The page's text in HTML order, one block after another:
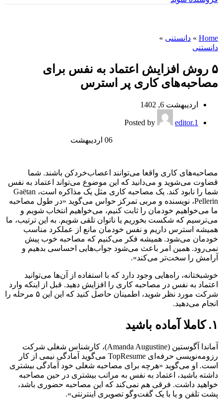
Home
» دانستنی »
دانستنی
۵ روش افزایش اعتماد به نفس برای
مصاحبه‌های کاری پر استرس
اردیبهشت 6, 1402
Posted by editor.1
06 اردیبهشت
مصاحبه‌های کاری واقعا می‌توانند اعصاب‌خرد‌کن باشند. شما
قضاوت می‌شوید و می‌دانید که این موضوع می‌تواند اعتماد به نفس
شما را نابود کند. یک مصاحبه کاری مثل یک مذاکره است، Gaëtan
Pellerin، نویسنده و مربی تمرکز حواس می‌گوید «در طول مصاحبه
ما می‌خواهیم خودمان را ثابت کنیم، می‌خواهیم انتخاب شویم و
می‌ترسیم که شکست بخوریم یا ناتوان تلقی شویم. به این ترتیب، ما
همیشه استرس داریم و نفس خودمان مانع از عملکرد مناسب
خودمان می‌شود. همیشه فکر می‌کنیم که مصاحبه خوب پیش
نمی‌رود. همین امر باعث می‌شود جواب‌هایی احساسی بدهیم و
آرامش را سخت‌تر می‌کند».
خوشبختانه، راه‌هایی وجود دارد که با استفاده از آن‌ها می‌توانید
اعتماد به نفس در مصاحبه کاری را افزایش دهید. قبل از اینکه وارد
شرکت مورد نظر شوید، اطمینان حاصل کنید که این این ۵ مرحله را
انجام می‌دهید.
۱. کاملا آماده باشید
آماندا آگوستین (Amanda Augustine)، کارشناس شغلی شرکت
رزومه‌نویسی‌ حرفه‌ای TopResume می‌گوید آمادگی نیمی از کار
است. او می‌گوید «هرچه برای مصاحبه شغلی خود آمادگی بیشتری
داشته باشید، اعتماد به نفس به مراتب بیشتری در حین مصاحبه
خواهید داشت. فرقی هم نمی‌کند که این مصاحبه حضوری باشد،‌
پشت تلفن و یا با یک گفت‌وگو تصویری اینترنتی».